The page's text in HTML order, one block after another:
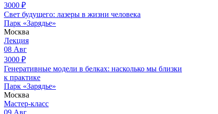
3000 ₽
Свет будущего: лазеры в жизни человека
Парк «Зарядье»
Москва
Лекция
08 Авг
3000 ₽
Генеративные модели в белках: насколько мы близки
к практике
Парк «Зарядье»
Москва
Мастер-класс